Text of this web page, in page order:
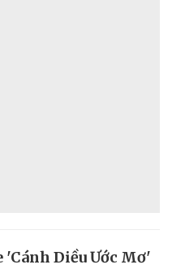
'Cánh Diều Ước Mơ'